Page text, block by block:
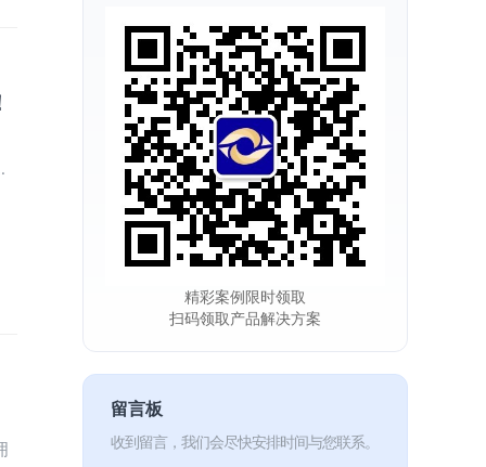
精彩案例限时领取
扫码领取产品解决方案
留言板
收到留言，我们会尽快安排时间与您联系。